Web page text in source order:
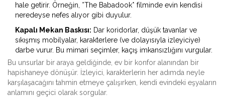
hale getirir. Örneğin, *The Babadook* filminde evin kendisi
neredeyse nefes alıyor gibi duyulur.
Kapalı Mekan Baskısı: Dar koridorlar, düşük tavanlar ve
sıkışmış mobilyalar, karakterlere (ve dolayısıyla izleyiciye)
darbe vurur. Bu mimari seçimler, kaçış imkansızlığını vurgular.
Bu unsurlar bir araya geldiğinde, ev bir konfor alanından bir
hapishaneye dönüşür. İzleyici, karakterlerin her adımda neyle
karşılaşacağını tahmin etmeye çalışırken, kendi evindeki eşyaların
anlamını geçici olarak sorgular.